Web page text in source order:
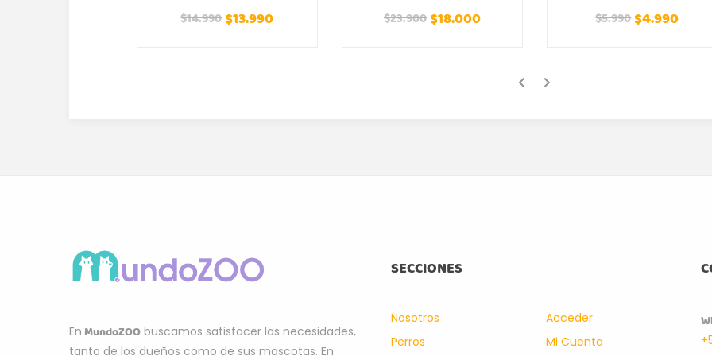
$14.990$13.990 $23.900$18.000 $5.990$4.990
En MundoZOO buscamos satisfacer las necesidades,
tanto de los dueños como de sus mascotas. En
SECCIONES
Nosotros
Perros
Acceder
Mi Cuenta